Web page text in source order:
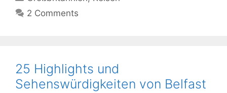
2 Comments
25 Highlights und
Sehenswürdigkeiten von Belfast